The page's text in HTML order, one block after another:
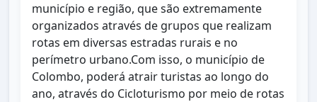
município e região, que são extremamente
organizados através de grupos que realizam
rotas em diversas estradas rurais e no
perímetro urbano.Com isso, o município de
Colombo, poderá atrair turistas ao longo do
ano, através do Cicloturismo por meio de rotas